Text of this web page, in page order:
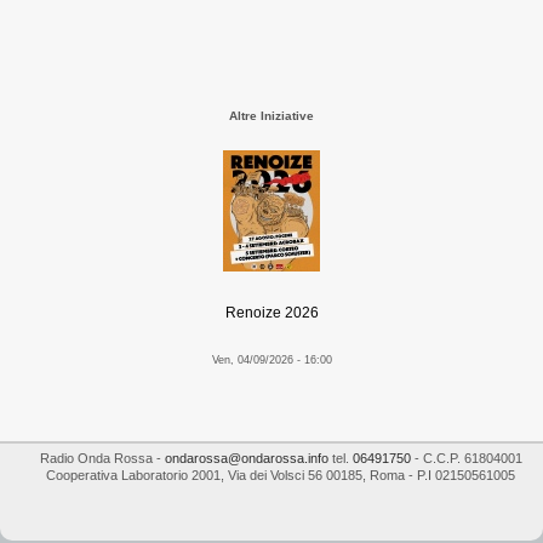
Altre Iniziative
Renoize 2026
Ven, 04/09/2026 - 16:00
Radio Onda Rossa- ondarossa@ondarossa.infotel. 06491750- C.C.P. 61804001
Cooperativa Laboratorio 2001
Via dei Volsci 56 00185 Roma - P.I 02150561005